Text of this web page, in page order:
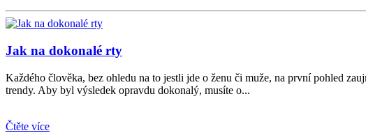
Jak na dokonalé rty
Každého člověka, bez ohledu na to jestli jde o ženu či muže, na první pohled
trendy. Aby byl výsledek opravdu dokonalý, musíte o...
Čtěte více